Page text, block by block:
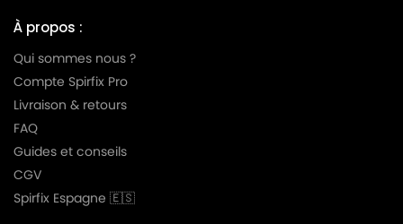
À propos :
Qui sommes nous ?
Compte Spirfix Pro
Livraison & retours
FAQ
Guides et conseils
CGV
Spirfix Espagne 🇪🇸